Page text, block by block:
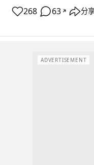
268 63 ↗ 分
ADVERTISEMENT